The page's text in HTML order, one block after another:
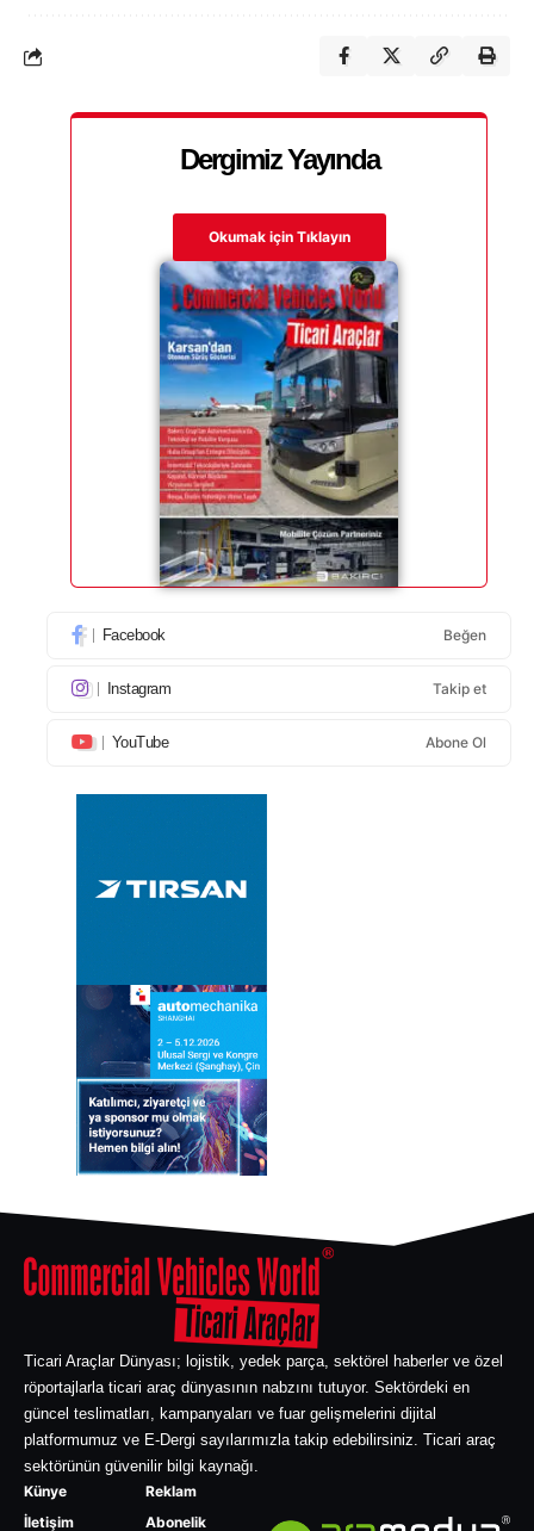
Dergimiz Yayında
Okumak için Tıklayın
Facebook Beğen
Instagram Takip et
YouTube Abone Ol
Ticari Araçlar Dünyası; lojistik, yedek parça, sektörel haberler ve özel
röportajlarla ticari araç dünyasının nabzını tutuyor. Sektördeki en
güncel teslimatları, kampanyaları ve fuar gelişmelerini dijital
platformumuz ve E-Dergi sayılarımızla takip edebilirsiniz. Ticari araç
sektörünün güvenilir bilgi kaynağı.
Künye
İletişim
Reklam
Abonelik